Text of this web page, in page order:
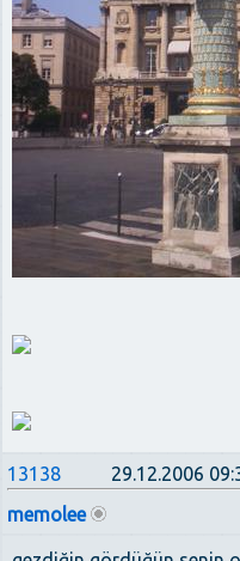
13138
29.12.2006
memolee